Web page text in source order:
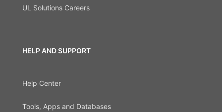
UL Solutions Careers
HELP AND SUPPORT
Help Center
Tools, Apps and Databases